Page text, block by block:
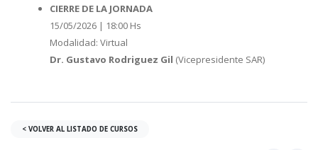
CIERRE DE LA JORNADA
15/05/2026 | 18:00 Hs
Modalidad: Virtual
Dr. Gustavo Rodriguez Gil (Vicepresidente SAR)
< VOLVER AL LISTADO DE CURSOS